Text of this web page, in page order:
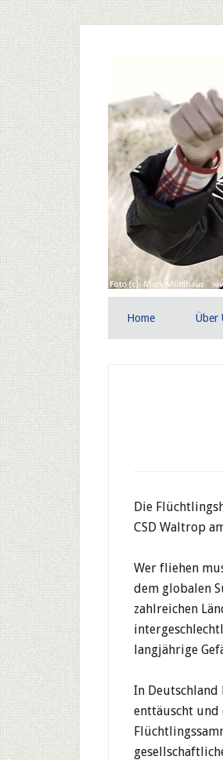
Home Über
Die
CSD Waltrop
Wer fliehen
dem globalen
zahlreichen
langjährige
In Deutschland
enttäuscht und